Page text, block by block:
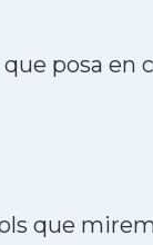
que posa en
que